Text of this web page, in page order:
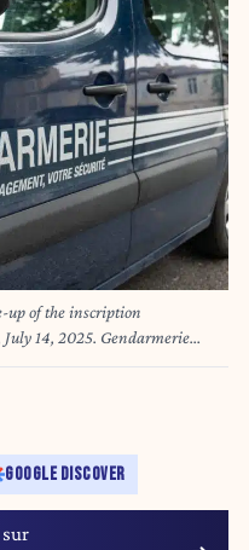
up of the inscription
14, 2025. Gendarmerie
Gendarmeirie sur une
/ Hans
GOOGLE DISCOVER